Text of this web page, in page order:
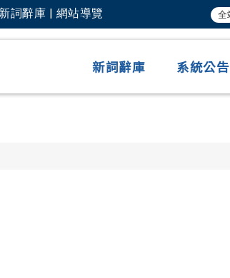
詞辭庫 | 網站導覽
新詞辭庫 系統公告